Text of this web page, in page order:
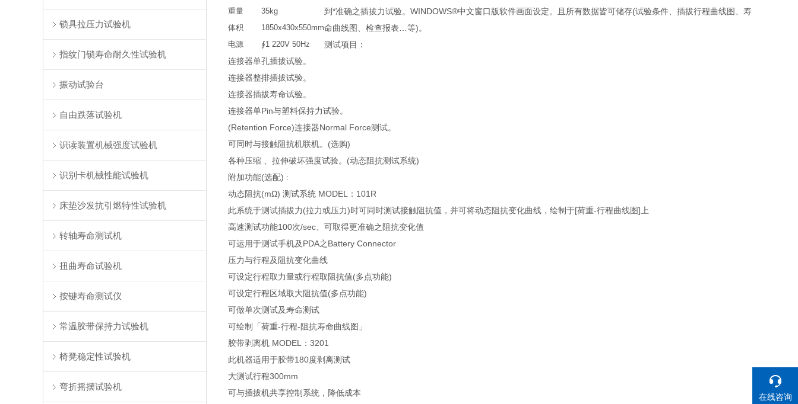
锁具拉压力试验机
指纹门锁寿命耐久性试验机
振动试验台
自由跌落试验机
识读装置机械强度试验机
识别卡机械性能试验机
床垫沙发抗引燃特性试验机
转轴寿命测试机
扭曲寿命试验机
按键寿命测试仪
常温胶带保持力试验机
椅凳稳定性试验机
弯折摇摆试验机
重量
35kg
体积
1850x430x550mm
电源
∮1 220V 50Hz
到*准确之插拔力试验。WINDOWS®中文窗口版软件画面设定。且所有数据皆可储存(试验条件、插拔行程曲线图、寿
命曲线图、检查报表…等)。
测试项目：
连接器单孔插拔试验。
连接器整排插拔试验。
连接器插拔寿命试验。
连接器单Pin与塑料保持力试验。
(Retention Force)连接器Normal Force测试。
可同时与接触阻抗机联机。(选购)
各种压缩 、拉伸破坏强度试验。(动态阻抗测试系统)
附加功能(选配) :
动态阻抗(mΩ) 测试系统 MODEL：101R
此系统于测试插拔力(拉力或压力)时可同时测试接触阻抗值，并可将动态阻抗变化曲线，绘制于[荷重-行程曲线图]上
高速测试功能100次/sec、可取得更准确之阻抗变化值
可运用于测试手机及PDA之Battery Connector
压力与行程及阻抗变化曲线
可设定行程取力量或行程取阻抗值(多点功能)
可设定行程区域取大阻抗值(多点功能)
可做单次测试及寿命测试
可绘制「荷重-行程-阻抗寿命曲线图」
胶带剥离机 MODEL：3201
此机器适用于胶带180度剥离测试
大测试行程300mm
可与插拔机共享控制系统，降低成本
在线咨询